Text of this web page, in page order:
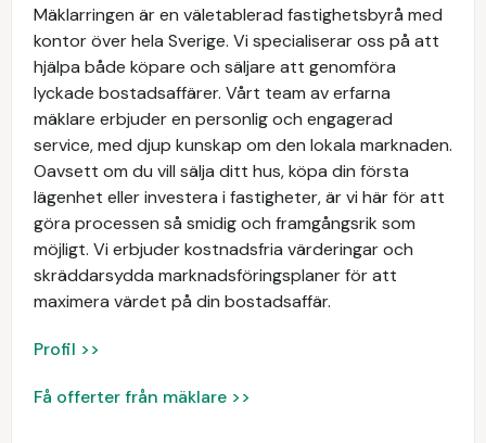
Mäklarringen är en väletablerad fastighetsbyrå med
kontor över hela Sverige. Vi specialiserar oss på att
hjälpa både köpare och säljare att genomföra
lyckade bostadsaffärer. Vårt team av erfarna
mäklare erbjuder en personlig och engagerad
service, med djup kunskap om den lokala marknaden.
Oavsett om du vill sälja ditt hus, köpa din första
lägenhet eller investera i fastigheter, är vi här för att
göra processen så smidig och framgångsrik som
möjligt. Vi erbjuder kostnadsfria värderingar och
skräddarsydda marknadsföringsplaner för att
maximera värdet på din bostadsaffär.
Profil >>
Få offerter från mäklare >>